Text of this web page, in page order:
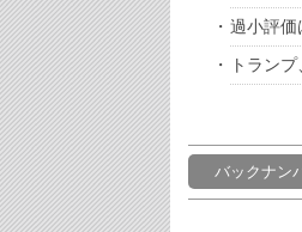
過小評価
トラン
バックナン